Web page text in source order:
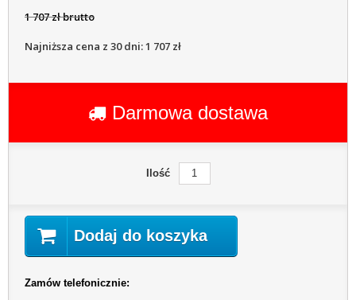
1 707 zł brutto
Najniższa cena z 30 dni: 1 707 zł
Darmowa dostawa
Ilość
Dodaj do koszyka
Zamów telefonicznie: